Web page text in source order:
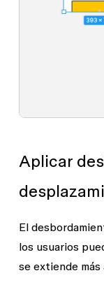
Aplicar
El
los usuarios
se extiende más